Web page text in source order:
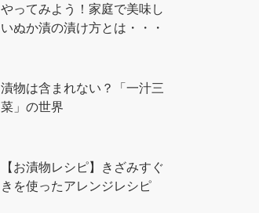
やってみよう！家庭で美味し
いぬか漬の漬け方とは・・・
漬物は含まれない？「一汁三
菜」の世界
【お漬物レシピ】きざみすぐ
きを使ったアレンジレシピ